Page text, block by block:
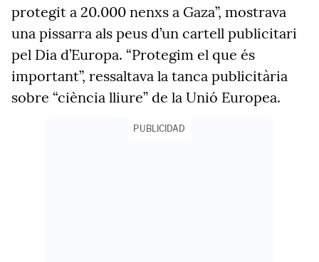
protegit a 20.000 nenxs a Gaza”, mostrava
una pissarra als peus d’un cartell publicitari
pel Dia d’Europa. “Protegim el que és
important”, ressaltava la tanca publicitària
sobre “ciència lliure” de la Unió Europea.
PUBLICIDAD